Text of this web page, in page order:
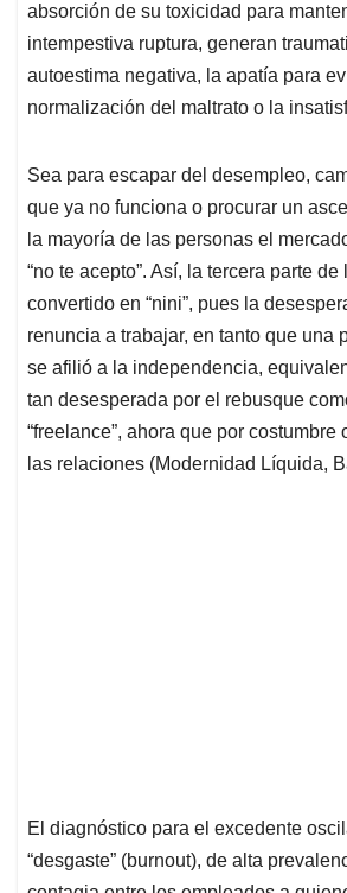
A
p
p
o
o
k
d
I
n
d
s
absorción de su toxicidad para
intempestiva ruptura, generan
autoestima negativa, la apatía para
normalización del maltrato o la
Sea para escapar del desempleo,
que ya no funciona o procurar un
la mayoría de las personas el
“no te acepto”. Así, la tercera parte
convertido en “nini”, pues la
renuncia a trabajar, en tanto que una
se afilió a la independencia,
tan desesperada por el rebusque
“freelance”, ahora que por costumbre
las relaciones (Modernidad Líquida,
El diagnóstico para el excedente
“desgaste” (burnout), de alta